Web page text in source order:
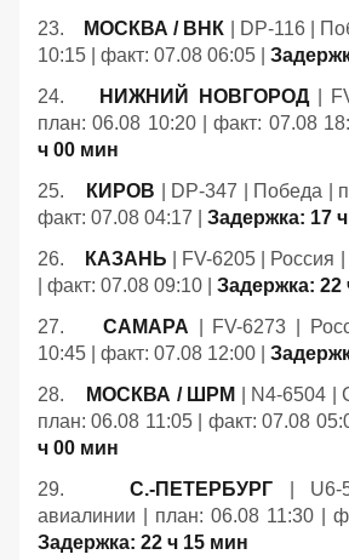
23.
МОСКВА / ВНК | DP-116 |
10:15 | факт: 07.08 06:05 |
24.
НИЖНИЙ НОВГОРОД|
план: 06.08 10:20 | факт: 07.08
ч 00 мин
25.
КИРОВ | DP-347 | Победа |
факт: 07.08 04:17 | Задержка: 17
26.
КАЗАНЬ | FV-6205 | Россия
| факт: 07.08 09:10 | Задержка: 22
27. САМАРА | FV-6273 |
10:45 | факт: 07.08 12:00 |
28.
МОСКВА / ШРМ
| N4-6504 |
план: 06.08 11:05 | факт: 07.08
ч 00 мин
29. С.-ПЕТЕРБУРГ | U6-
авиалинии | план: 06.08 11:30 |
Задержка: 22 ч 15 мин